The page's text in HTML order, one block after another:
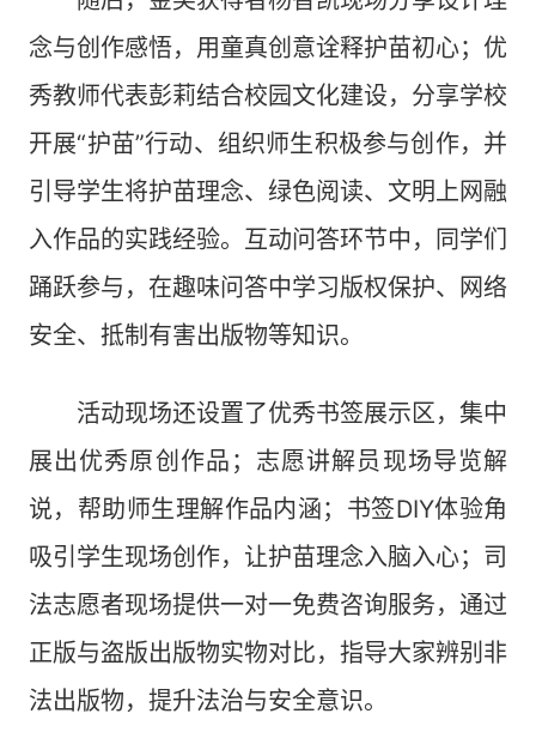
念与创作感悟，用童真创意诠释护苗初心；优
秀教师代表彭莉结合校园文化建设，分享学校
开展“护苗”行动、组织师生积极参与创作，并
引导学生将护苗理念、绿色阅读、文明上网融
入作品的实践经验。互动问答环节中，同学们
踊跃参与，在趣味问答中学习版权保护、网络
安全、抵制有害出版物等知识。
活动现场还设置了优秀书签展示区，集中
展出优秀原创作品；志愿讲解员现场导览解
说，帮助师生理解作品内涵；书签DIY体验角
吸引学生现场创作，让护苗理念入脑入心；司
法志愿者现场提供一对一免费咨询服务，通过
正版与盗版出版物实物对比，指导大家辨别非
法出版物，提升法治与安全意识。